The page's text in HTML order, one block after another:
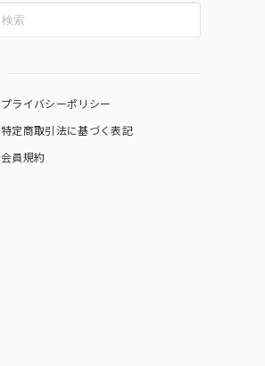
プライバシーポリシー
特定商取引法に基づく表記
会員規約